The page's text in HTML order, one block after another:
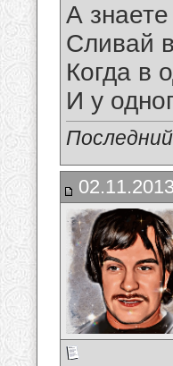
А
Сливай
Когда в
И у